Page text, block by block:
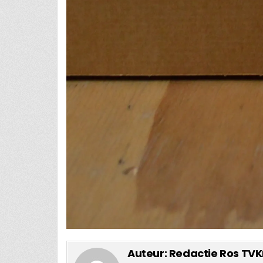
Auteur: Redactie Ros